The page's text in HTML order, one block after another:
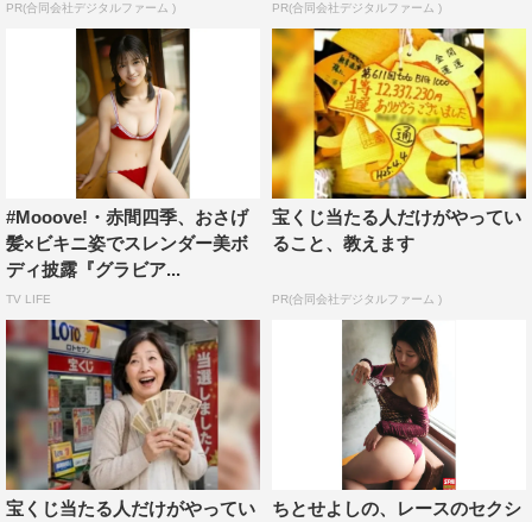
PR(合同会社デジタルファーム ) PR(合同会社デジタルファーム )
#Mooove!・赤間四季、おさげ
髪×ビキニ姿でスレンダー美ボ
ディ披露『グラビア...
TV LIFE
宝くじ当たる人だけがやってい
ること、教えます
PR(合同会社デジタルファーム )
宝くじ当たる人だけがやってい
ちとせよしの、レースのセクシ